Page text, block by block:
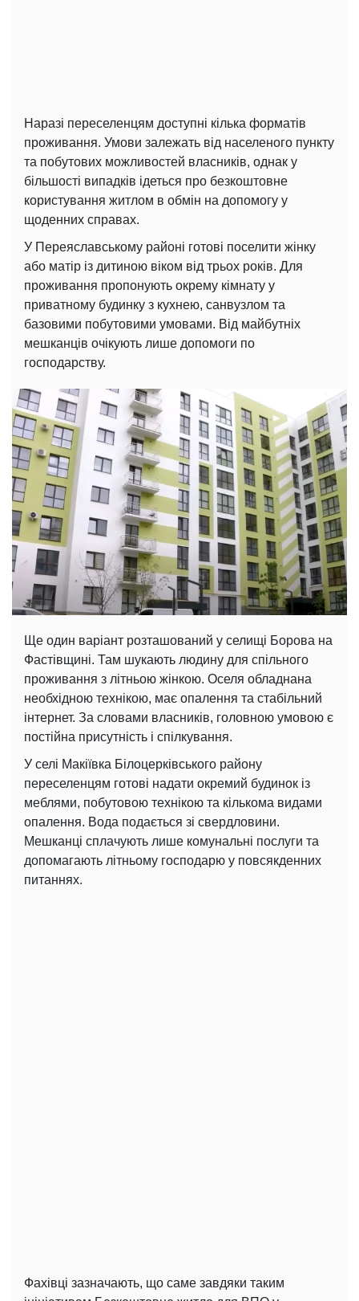
Наразі переселенцям доступні кілька форматів
проживання. Умови залежать від населеного пункту
та побутових можливостей власників, однак у
більшості випадків ідеться про безкоштовне
користування житлом в обмін на допомогу у
щоденних справах.
У Переяславському районі готові поселити жінку
або матір із дитиною віком від трьох років. Для
проживання пропонують окрему кімнату у
приватному будинку з кухнею, санвузлом та
базовими побутовими умовами. Від майбутніх
мешканців очікують лише допомоги по
господарству.
Ще один варіант розташований у селищі Борова на
Фастівщині. Там шукають людину для спільного
проживання з літньою жінкою. Оселя обладнана
необхідною технікою, має опалення та стабільний
інтернет. За словами власників, головною умовою є
постійна присутність і спілкування.
У селі Макіївка Білоцерківського району
переселенцям готові надати окремий будинок із
меблями, побутовою технікою та кількома видами
опалення. Вода подається зі свердловини.
Мешканці сплачують лише комунальні послуги та
допомагають літньому господарю у повсякденних
питаннях.
Фахівці зазначають, що саме завдяки таким